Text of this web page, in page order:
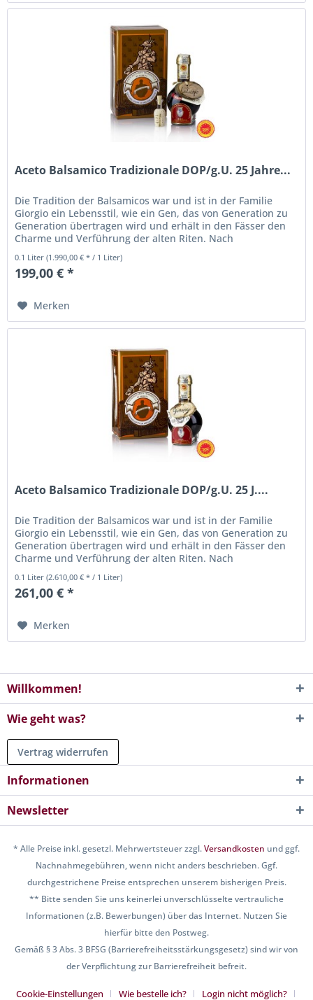
Aceto Balsamico Tradizionale DOP/g.U. 25 Jahre...
Die Tradition der Balsamicos war und ist in der Familie
Giorgio ein Lebensstil, wie ein Gen, das von Generation zu
Generation übertragen wird und erhält in den Fässer den
Charme und Verführung der alten Riten. Nach
Jahrhunderten alter...
0.1 Liter(1.990,00 € * / 1 Liter)
199,00 € *
Merken
Aceto Balsamico Tradizionale DOP/g.U. 25 J....
Die Tradition der Balsamicos war und ist in der Familie
Giorgio ein Lebensstil, wie ein Gen, das von Generation zu
Generation übertragen wird und erhält in den Fässer den
Charme und Verführung der alten Riten. Nach
Jahrhunderten alter...
0.1 Liter(2.610,00 € * / 1 Liter)
261,00 € *
Merken
Willkommen!
Wie geht was?
Vertrag widerrufen
Informationen
Newsletter
* Alle Preise inkl. gesetzl. Mehrwertsteuer zzgl.Versandkosten und ggf.
Nachnahmegebühren, wenn nicht anders beschrieben. Ggf.
durchgestrichene Preise entsprechen unserem bisherigen Preis.
** Bitte senden Sie uns keinerlei unverschlüsselte vertrauliche
Informationen (z.B. Bewerbungen) über das Internet. Nutzen Sie
hierfür bitte den Postweg.
Gemäß § 3 Abs. 3 BFSG (Barrierefreiheitsstärkungsgesetz) sind wir von
der Verpflichtung zur Barrierefreiheit befreit.
Cookie-Einstellungen Wie bestelle ich? Login nicht möglich?